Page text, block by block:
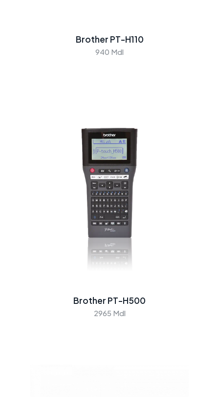
Brother PT-H110
940 Mdl
Brother PT-H500
2965 Mdl